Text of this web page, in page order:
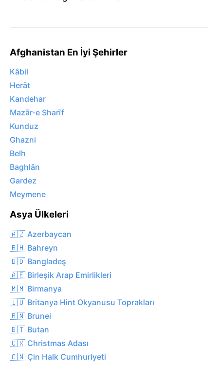
Afghanistan En İyi Şehirler
Kâbil
Herāt
Kandehar
Mazār-e Sharīf
Kunduz
Ghazni
Belh
Baghlān
Gardez
Meymene
Asya Ülkeleri
🇦🇿 Azerbaycan
🇧🇭 Bahreyn
🇧🇩 Bangladeş
🇦🇪 Birleşik Arap Emirlikleri
🇲🇲 Birmanya
🇮🇴 Britanya Hint Okyanusu Toprakları
🇧🇳 Brunei
🇧🇹 Butan
🇨🇽 Christmas Adası
🇨🇳 Çin Halk Cumhuriyeti